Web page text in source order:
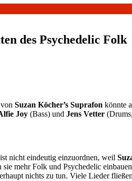
des Psychedelic Folk
Suzan Köcher’s Suprafon könnte
Joy (Bass) und Jens Vetter
nicht eindeutig einzuordnen, weil
sie mehr Folk und Psychedelic
nichts zu tun. Viele Lieder